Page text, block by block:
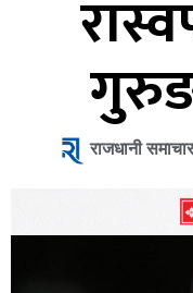
गुरुङ
राजधानी